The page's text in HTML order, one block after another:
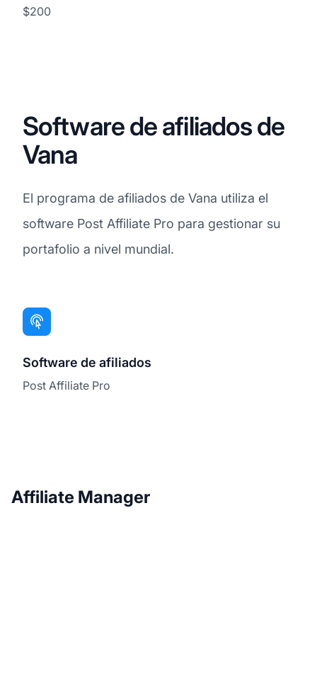
$200
Software de afiliados de
Vana
El programa de afiliados de Vana utiliza el
software Post Affiliate Pro para gestionar su
portafolio a nivel mundial.
Software de afiliados
Post Affiliate Pro
Affiliate Manager